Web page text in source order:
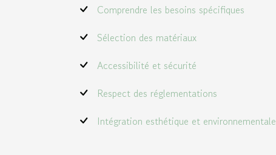
Comprendre les besoins spécifiques
Sélection des matériaux
Accessibilité et sécurité
Respect des réglementations
Intégration esthétique et environnementale